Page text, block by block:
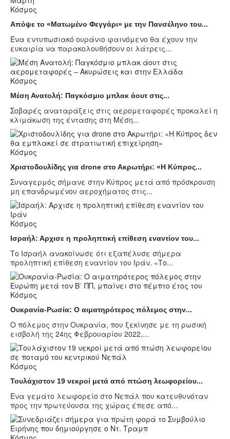
Κόσμος
Απόψε το «Ματωμένο Φεγγάρι» με την Πανσέληνο του...
Ένα εντυπωσιακό ουράνιο φαινόμενο θα έχουν την
ευκαιρία να παρακολουθήσουν οι λάτρεις...
Κόσμος
Μέση Ανατολή: Παγκόσμιο μπλακ άουτ στις...
Σοβαρές αναταράξεις στις αερομεταφορές προκαλεί η
κλιμάκωση της έντασης στη Μέση...
Κόσμος
Χριστοδουλίδης για drone στο Ακρωτήρι: «Η Κύπρος...
Συναγερμός σήμανε στην Κύπρος μετά από πρόσκρουση
μη επανδρωμένου αεροχήματος στις...
Κόσμος
Ισραήλ: Αρχισε η προληπτική επίθεση εναντίον του...
Το Ισραήλ ανακοίνωσε ότι εξαπέλυσε σήμερα
προληπτική επίθεση εναντίον του Ιράν. «Το...
Κόσμος
Ουκρανία-Ρωσία: Ο αιματηρότερος πόλεμος στην...
Ο πόλεμος στην Ουκρανία, που ξεκίνησε με τη ρωσική
εισβολή της 24ης Φεβρουαρίου 2022,...
Κόσμος
Τουλάχιστον 19 νεκροί μετά από πτώση λεωφορείου...
Ένα γεμάτο λεωφορείο στο Νεπάλ που κατευθυνόταν
προς την πρωτεύουσα της χώρας έπεσε από...